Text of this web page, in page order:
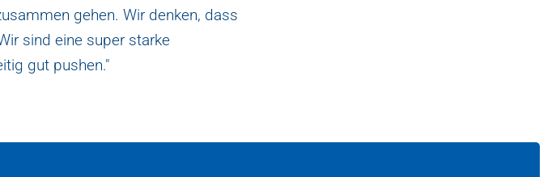
gehen. Wir denken, dass
sind eine super starke
gut pushen."